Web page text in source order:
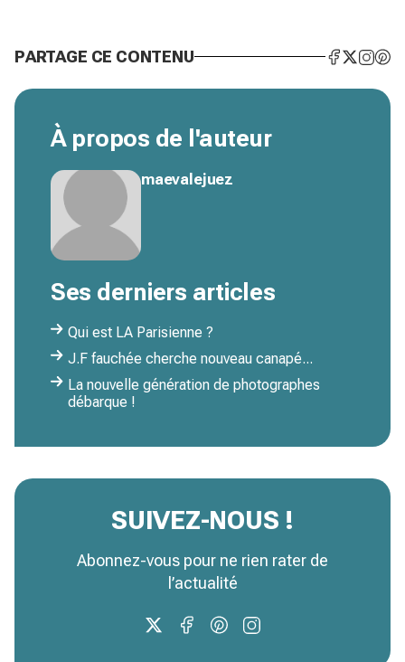
PARTAGE CE CONTENU
À propos de l'auteur
maevalejuez
Ses derniers articles
Qui est LA Parisienne ?
J.F fauchée cherche nouveau canapé...
La nouvelle génération de photographes
débarque !
SUIVEZ-NOUS !
Abonnez-vous pour ne rien rater de
l’actualité